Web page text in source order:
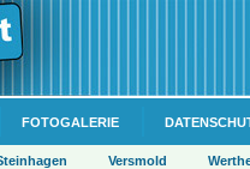
FOTOGALERIE
Versmold